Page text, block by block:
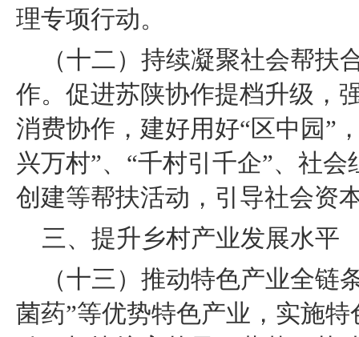
理专项行动。
（十二）持续凝聚社会帮
作。促进苏陕协作提档升级，
消费协作，建好用好“区中园”
兴万村”、“千村引千企”、社
创建等帮扶活动，引导社会资
三、提升乡村产业发展水平
（十三）推动特色产业全链
菌药”等优势特色产业，实施